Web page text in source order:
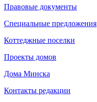
Правовые документы
Специальные предложения
Коттеджные поселки
Проекты домов
Дома Минска
Контакты редакции